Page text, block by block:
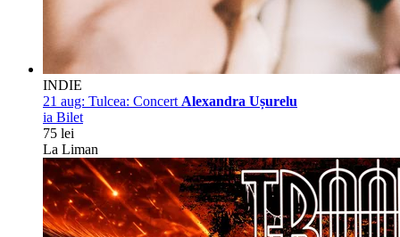
INDIE
21 aug: Tulcea: Concert Alexandra Ușurelu
ia Bilet
75 lei
La Liman